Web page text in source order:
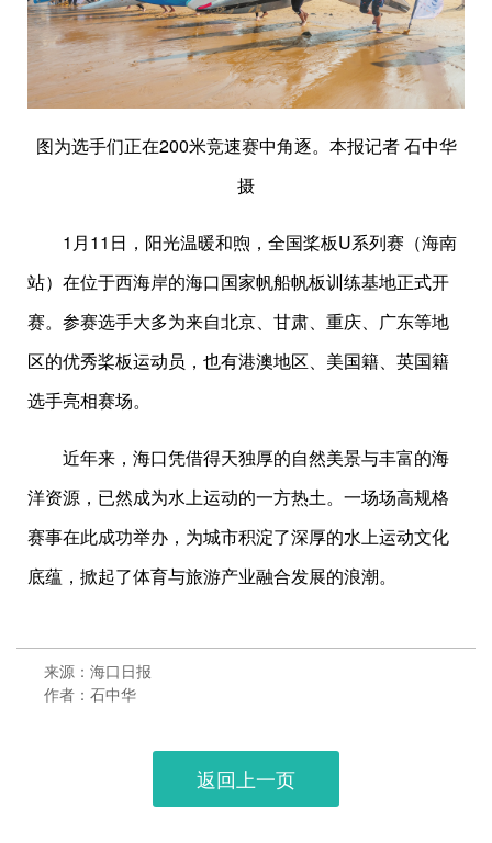
图为选手们正在200米竞速赛中角逐。本报记者 石中华
摄
1月11日，阳光温暖和煦，全国桨板U系列赛（海南
站）在位于西海岸的海口国家帆船帆板训练基地正式开
赛。参赛选手大多为来自北京、甘肃、重庆、广东等地
区的优秀桨板运动员，也有港澳地区、美国籍、英国籍
选手亮相赛场。
近年来，海口凭借得天独厚的自然美景与丰富的海
洋资源，已然成为水上运动的一方热土。一场场高规格
赛事在此成功举办，为城市积淀了深厚的水上运动文化
底蕴，掀起了体育与旅游产业融合发展的浪潮。
来源：海口日报
作者：石中华
返回上一页